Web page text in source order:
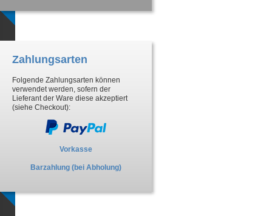
Zahlungsarten
Folgende Zahlungsarten können
verwendet werden, sofern der
Lieferant der Ware diese akzeptiert
(siehe Checkout):
Vorkasse
Barzahlung (bei Abholung)